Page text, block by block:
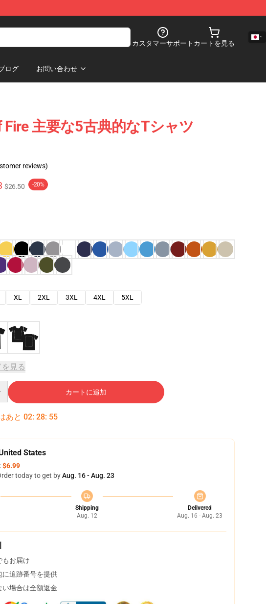
カスタマーサポート カートを見る
ログ お問い合わせ
Fire 主要な5古典的なTシャツ
reviews)
$26.50 -20%
XL 2XL 3XL 4XL
5XL
見る
カートに追加
あと 02: 28: 54
States
$6.99
today to get byAug. 16 - Aug. 23
Shipping
Aug. 12
Delivered
Aug. 16 - Aug. 23
もお届け
に追跡番号を提供
い場合は全額返金